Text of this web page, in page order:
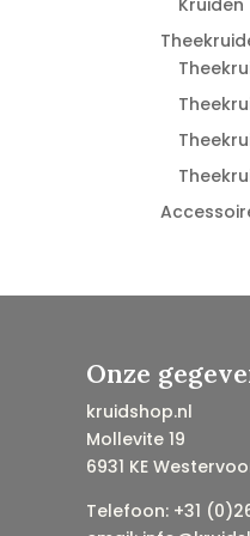
Kruiden
Onze
kruidshop.nl
Mollevite 19
6931 KE
Telefoon: +31